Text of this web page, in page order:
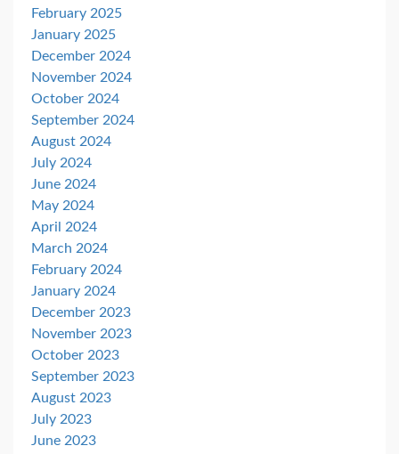
February 2025
January 2025
December 2024
November 2024
October 2024
September 2024
August 2024
July 2024
June 2024
May 2024
April 2024
March 2024
February 2024
January 2024
December 2023
November 2023
October 2023
September 2023
August 2023
July 2023
June 2023